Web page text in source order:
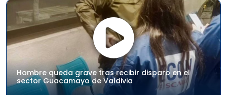
Hombre queda grave tras recibir disparo en el
sector Guacamayo de Valdivia